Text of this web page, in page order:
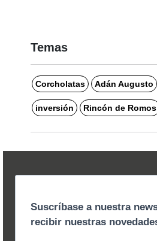
Temas
Corcholatas Adán Augusto
inversión Rincón de Romos